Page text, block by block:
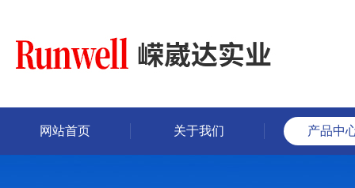
网站首页 关于我们 产品中